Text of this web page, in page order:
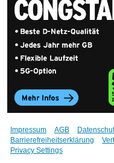
Impressum AGB
Barrierefreiheitserklärung
Privacy Settings